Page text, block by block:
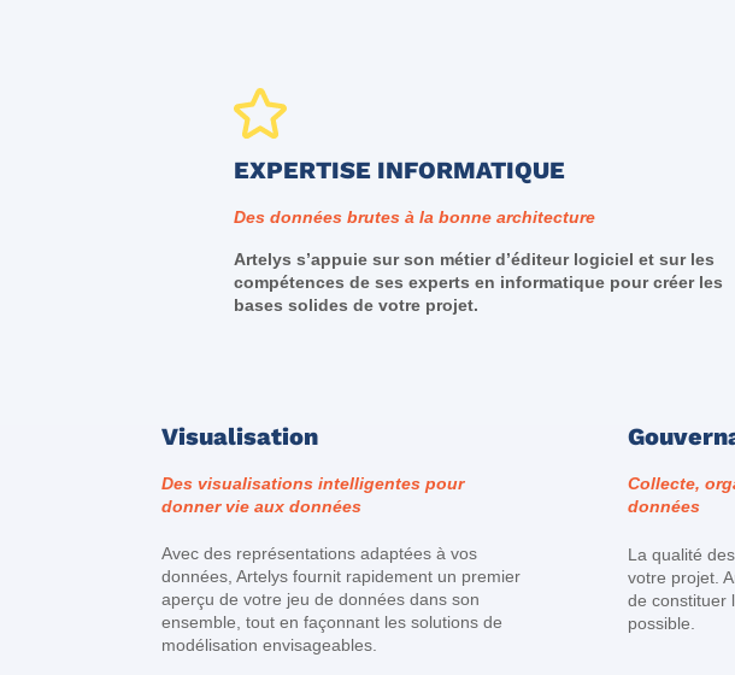
EXPERTISE INFORMATIQUE
Des données brutes à la bonne architecture
Artelys s’appuie sur son métier d’éditeur logiciel et sur les
compétences de ses experts en informatique pour créer les
bases solides de votre projet.
Visualisation
Des visualisations intelligentes pour
donner vie aux données
Avec des représentations adaptées à vos
données, Artelys fournit rapidement un premier
aperçu de votre jeu de données dans son
ensemble, tout en façonnant les solutions de
modélisation envisageables.
Collecte,
données
La qualité
votre projet.
de constituer
possible.